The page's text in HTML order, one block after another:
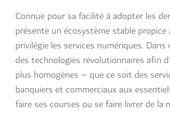
Connue pour sa facilité à adopter les
présente un écosystème stable
privilégie les services numériques.
des technologies révolutionnaires afin
plus homogènes – que ce soit des
banquiers et commerciaux aux
faire ses courses ou se faire livrer de la